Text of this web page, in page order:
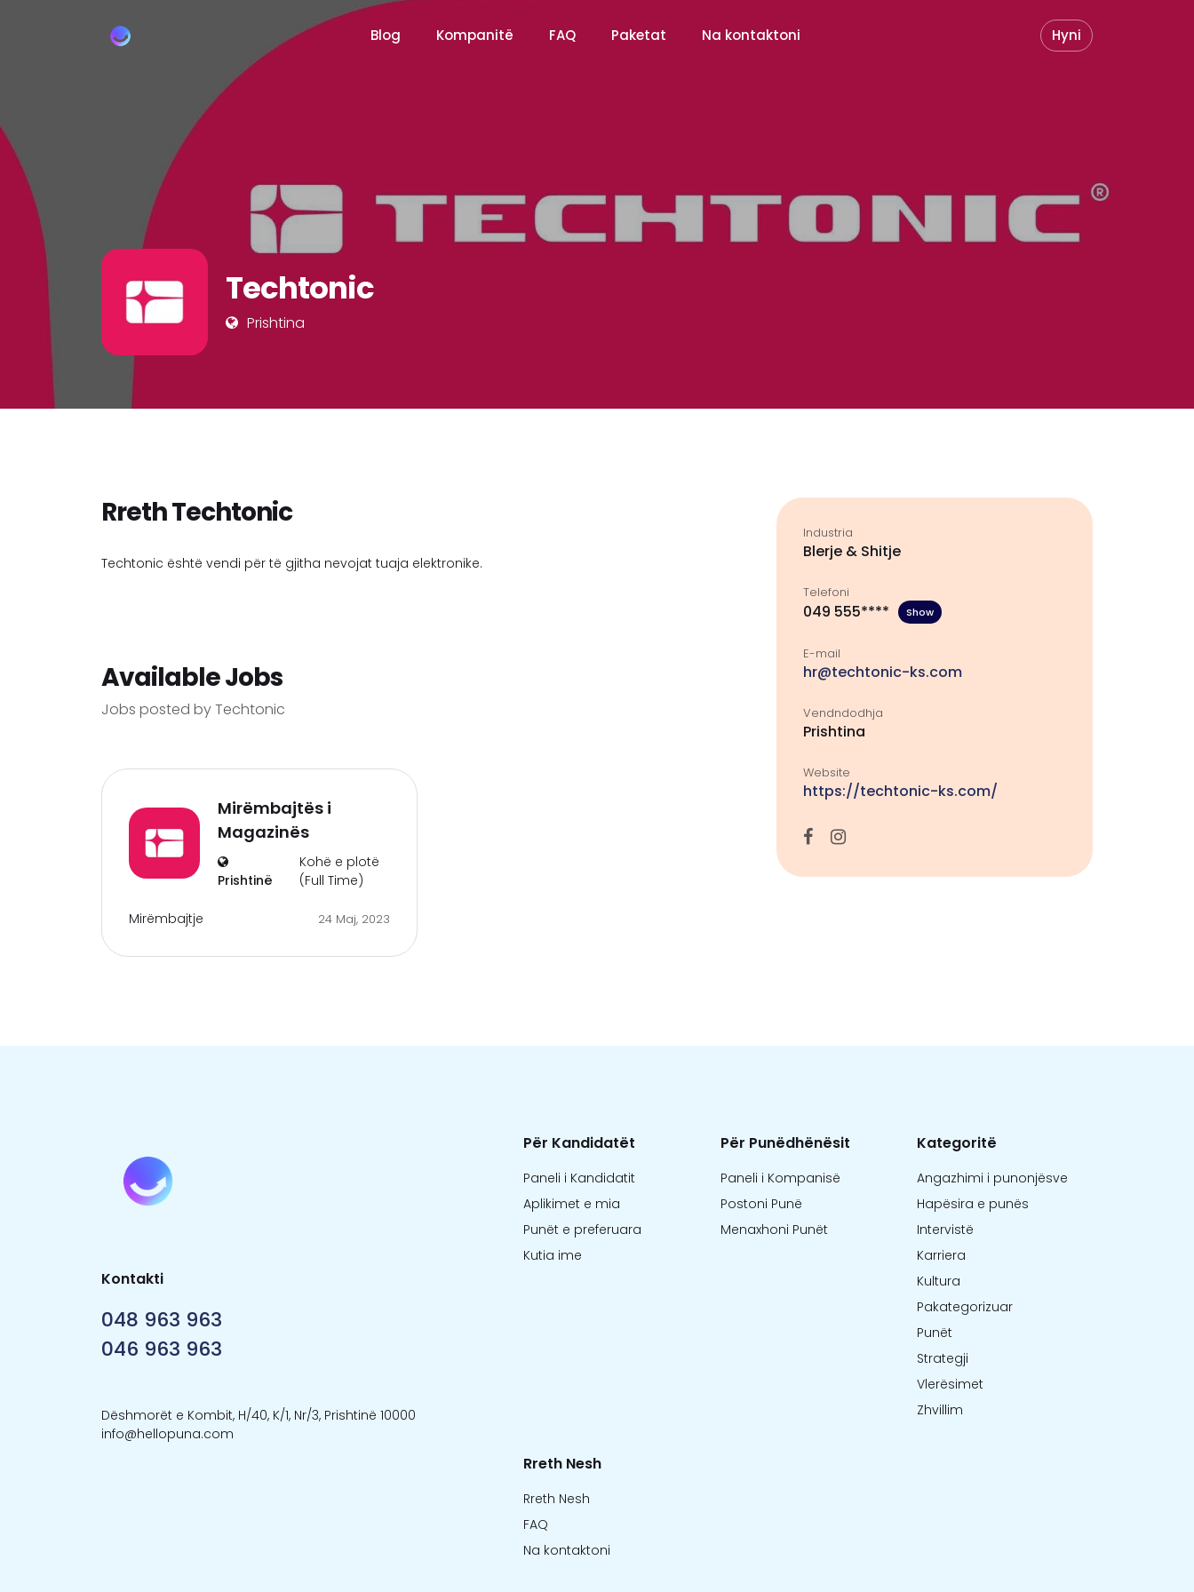
Blog Kompanitë FAQ Paketat Na kontaktoni Hyni
Techtonic
Prishtina
Rreth Techtonic
Techtonic është vendi për të gjitha nevojat tuaja elektronike.
Available Jobs
Jobs posted by Techtonic
Mirëmbajtës i
Magazinës
Prishtinë
Kohë e plotë
(Full Time)
Mirëmbajtje 24 Maj, 2023
Industria
Blerje & Shitje
Telefoni
049 555**** Show
E-mail
hr@techtonic-ks.com
Vendndodhja
Prishtina
Website
https://techtonic-ks.com/
Kontakti
048 963 963
046 963 963
Dëshmorët e Kombit, H/40, K/1, Nr/3, Prishtinë 10000
info@hellopuna.com
Për Kandidatët
Paneli i Kandidatit
Aplikimet e mia
Punët e preferuara
Kutia ime
Për Punëdhënësit
Paneli i Kompanisë
Postoni Punë
Menaxhoni Punët
Kategoritë
Angazhimi i punonjësve
Hapësira e punës
Intervistë
Karriera
Kultura
Pakategorizuar
Punët
Strategji
Vlerësimet
Zhvillim
Rreth Nesh
Rreth Nesh
FAQ
Na kontaktoni